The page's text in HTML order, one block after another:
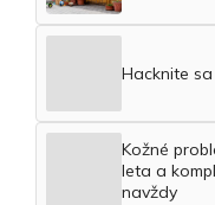
Hacknite
Kožné
leta a
navždy